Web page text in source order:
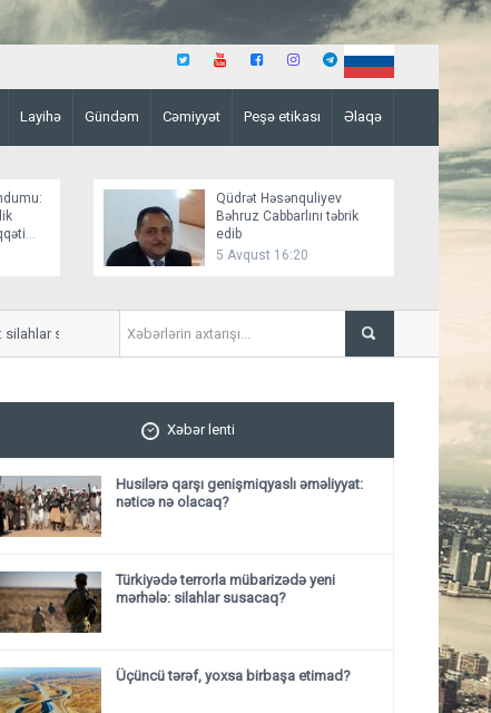
Layihə Gündəm Cəmiyyət Peşə etikası Əlaqə
Qüdrət Həsənquliyev
Bəhruz Cabbarlını təbrik
edib
5 Avqust 16:20
susacaq? Üçüncü tərəf, yoxsa
Xəbər lenti
Husilərə qarşı genişmiqyaslı əməliyyat:
nəticə nə olacaq?
Türkiyədə terrorla mübarizədə yeni
mərhələ: silahlar susacaq?
Üçüncü tərəf, yoxsa birbaşa etimad?